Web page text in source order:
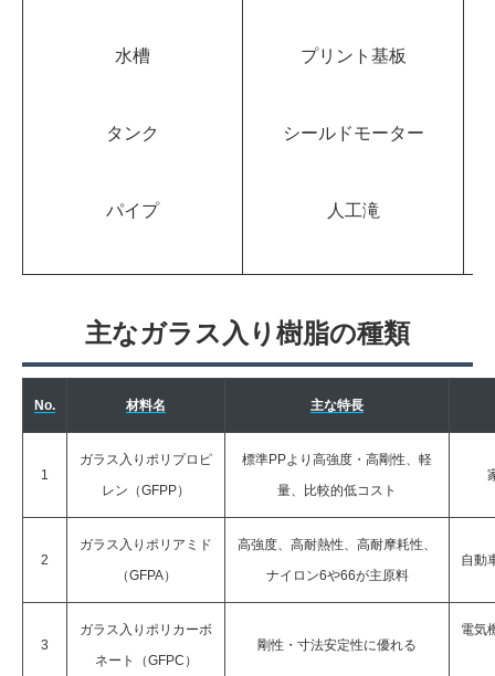
水槽
タンク
パイプ
プリント基板
シールドモーター
人工滝
主なガラス入り樹脂の種類
No. 材料名 主な特長
1
ガラス入りポリプロピ
レン（GFPP）
標準PPより高強度・高剛性、軽
量、比較的低コスト
2
ガラス入りポリアミド
（GFPA）
高強度、高耐熱性、高耐摩耗性、
ナイロン6や66が主原料
自動
3
ガラス入りポリカーボ
ネート（GFPC）
剛性・寸法安定性に優れる
電気